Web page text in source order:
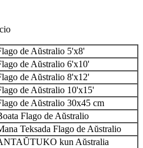
de Aŭstralio 5'x8'
de Aŭstralio 6'x10'
de Aŭstralio 8'x12'
de Aŭstralio 10'x15'
de Aŭstralio 30x45 cm
Flago de Aŭstralio
Teksada Flago de Aŭstralio
kun Aŭstralia